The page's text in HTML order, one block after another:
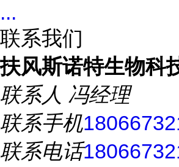
...
联系我们
扶风斯诺特生物科
联系人 冯经理
联系手机
联系电话